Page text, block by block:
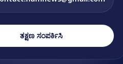
ತಕ್ಷಣ ಸಂಪರ್ಕಿಸಿ